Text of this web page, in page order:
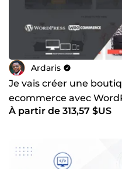
Ardaris
Je vais créer une
ecommerce avec
À partir de 313,57 $US